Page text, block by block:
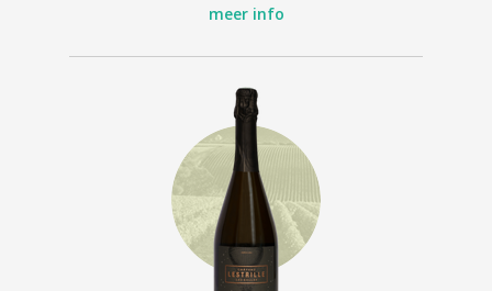
meer info